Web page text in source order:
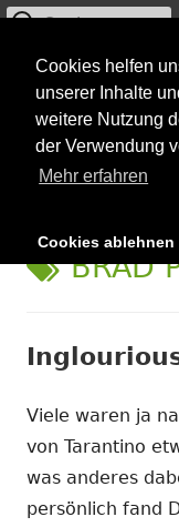
Cookies helfen
unserer Inhalte
weitere Nutzung
der Verwendung
Mehr erfahren
Cookies ablehnen
Springe
Inhalt
Primäres
Menü
BRAD
Viele waren ja
von Tarantino
was anderes
persönlich fand